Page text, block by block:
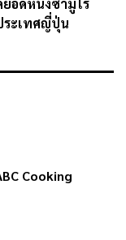
ยอดหนังซามูไร
ระเทศญี่ปุ่น
Cooking